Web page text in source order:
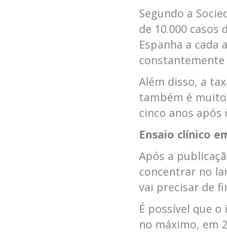
Segundo a
de 10.000 casos
Espanha a cada
constantemente
Além disso, a
também é muito
cinco anos após
Ensaio clínico
Após a
concentrar no
vai precisar de
É possível que
no máximo, em